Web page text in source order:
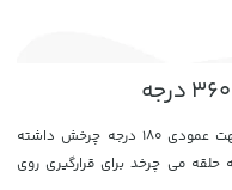
می تواند در هر دو جهت افقی 360 درجه یا جهت عمودی 180 درجه چرخش داشته
حلقه می چرخد ​​برای قرارگیری روی